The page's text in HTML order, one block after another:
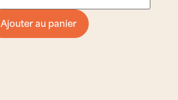
Ajouter au panier